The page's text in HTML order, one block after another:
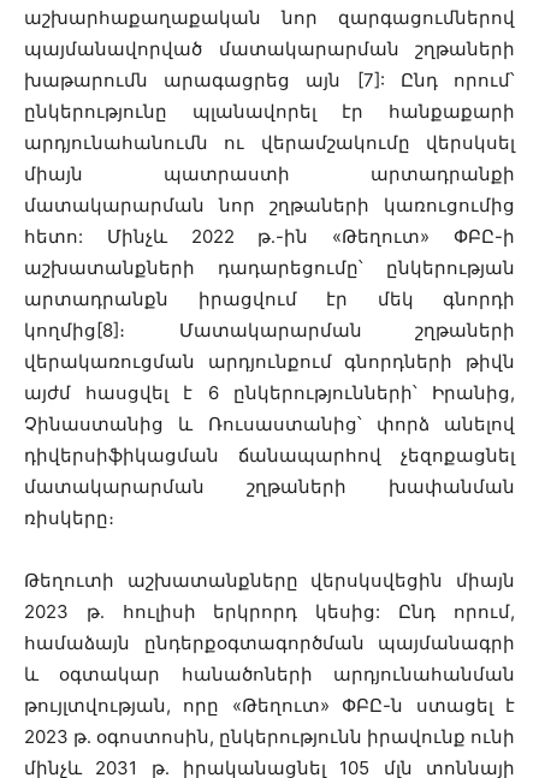
աշխարհաքաղաքական նոր զարգացումներով
պայմանավորված մատակարարման շղթաների
խաթարումն արագացրեց այն [7]: Ընդ որում՝
ընկերությունը պլանավորել էր հանքաքարի
արդյունահանումն ու վերամշակումը վերսկսել
միայն պատրաստի արտադրանքի
մատակարարման նոր շղթաների կառուցումից
հետո: Մինչև 2022 թ․-ին «Թեղուտ» ՓԲԸ-ի
աշխատանքների դադարեցումը՝ ընկերության
արտադրանքն իրացվում էր մեկ գնորդի
կողմից[8]։ Մատակարարման շղթաների
վերակառուցման արդյունքում գնորդների թիվն
այժմ հասցվել է 6 ընկերությունների՝ Իրանից,
Չինաստանից և Ռուսաստանից՝ փորձ անելով
դիվերսիֆիկացման ճանապարհով չեզոքացնել
մատակարարման շղթաների խափանման
ռիսկերը։
Թեղուտի աշխատանքները վերսկսվեցին միայն
2023 թ․ հուլիսի երկրորդ կեսից: Ընդ որում,
համաձայն ընդերքօգտագործման պայմանագրի
և օգտակար հանածոների արդյունահանման
թույլտվության, որը «Թեղուտ» ՓԲԸ-ն ստացել է
2023 թ․ օգոստոսին, ընկերությունն իրավունք ունի
մինչև 2031 թ․ իրականացնել 105 մլն տոննայի